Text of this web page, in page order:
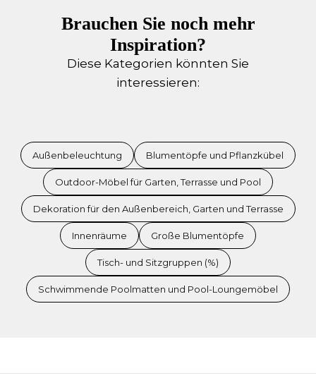
Brauchen Sie noch mehr
Inspiration?
Diese Kategorien könnten Sie
interessieren:
Außenbeleuchtung Blumentöpfe und Pflanzkübel
Outdoor-Möbel für Garten, Terrasse und Pool
Dekoration für den Außenbereich, Garten und Terrasse
Innenräume Große Blumentöpfe
Tisch- und Sitzgruppen (%)
Schwimmende Poolmatten und Pool-Loungemöbel